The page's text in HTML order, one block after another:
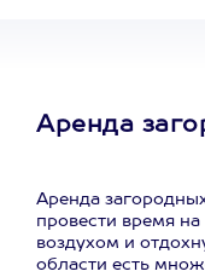
Аренда
Аренда
провести время
воздухом и
области есть